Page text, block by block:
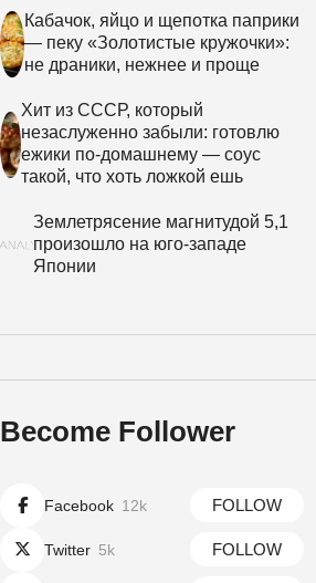
Кабачок, яйцо и щепотка паприки
— пеку «Золотистые кружочки»:
не драники, нежнее и проще
Хит из СССР, который
незаслуженно забыли: готовлю
ежики по-домашнему — соус
такой, что хоть ложкой ешь
Землетрясение магнитудой 5,1
произошло на юго-западе
Японии
Become Follower
Facebook 12k FOLLOW
Twitter 5k FOLLOW